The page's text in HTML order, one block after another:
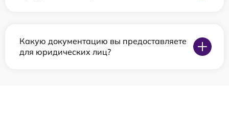
Какую документацию вы предоставляете
для юридических лиц?